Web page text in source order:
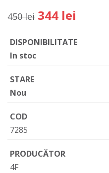
450 lei 344 lei
DISPONIBILITATE
In stoc
STARE
Nou
COD
7285
PRODUCĂTOR
4F